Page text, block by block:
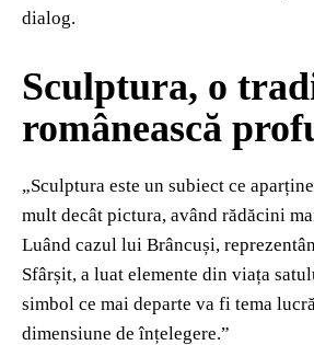
dialog.
Sculptura, o
românească
„Sculptura este un subiect ce
mult decât pictura, având rădăcini
Luând cazul lui Brâncuși,
Sfârșit, a luat elemente din viața
simbol ce mai departe va fi tema
dimensiune de înțelegere.”